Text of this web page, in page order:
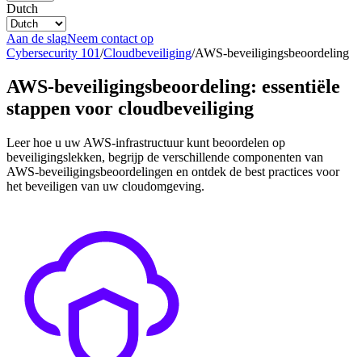
Dutch
Aan de slagNeem contact op
Cybersecurity 101/Cloudbeveiliging/AWS-beveiligingsbeoordeling
AWS-beveiligingsbeoordeling: essentiële
stappen voor cloudbeveiliging
Leer hoe u uw AWS-infrastructuur kunt beoordelen op
beveiligingslekken, begrijp de verschillende componenten van
AWS-beveiligingsbeoordelingen en ontdek de best practices voor
het beveiligen van uw cloudomgeving.